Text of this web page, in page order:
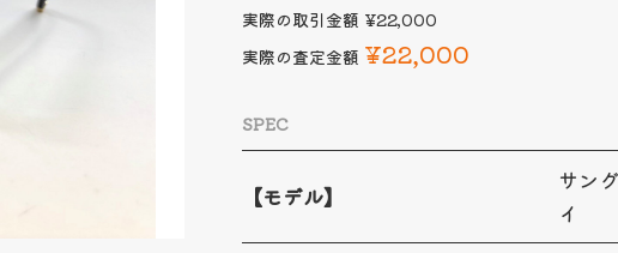
実際の取引金額 ¥22,000
実際の査定金額 ¥22,000
SPEC
【モデル】
サン
イ